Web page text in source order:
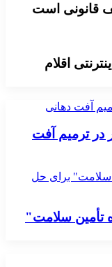
قانونی است
اقلام
آفت دهانی
در ترمیم آفت
سلامت" برای حل
تأمین سلامت"